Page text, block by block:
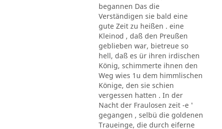
begannen Das die
Verständigen sie bald eine
gute Zeit zu heißen . eine
Kleinod , daß den Preußen
geblieben war, bietreue so
hell, daß es ür ihren irdischen
König, schimmerte ihnen den
Weg wies 1u dem himmlischen
Könige, den sie schien
vergessen hatten . In der
Nacht der Fraulosen zeit -e '
gegangen , selbü die goldenen
Traueinge, die durch eiferne